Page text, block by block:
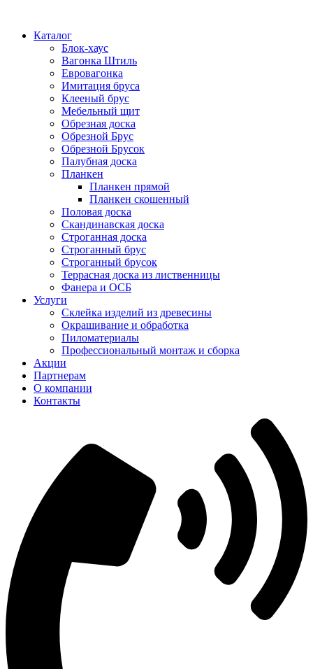
Каталог
Блок-хаус
Вагонка Штиль
Евровагонка
Имитация бруса
Клееный брус
Мебельный щит
Обрезная доска
Обрезной Брус
Обрезной Брусок
Палубная доска
Планкен
Планкен прямой
Планкен скошенный
Половая доска
Скандинавская доска
Строганная доска
Строганный брус
Строганный брусок
Террасная доска из лиственницы
Фанера и ОСБ
Услуги
Склейка изделий из древесины
Окрашивание и обработка
Пиломатериалы
Профессиональный монтаж и сборка
Акции
Партнерам
О компании
Контакты